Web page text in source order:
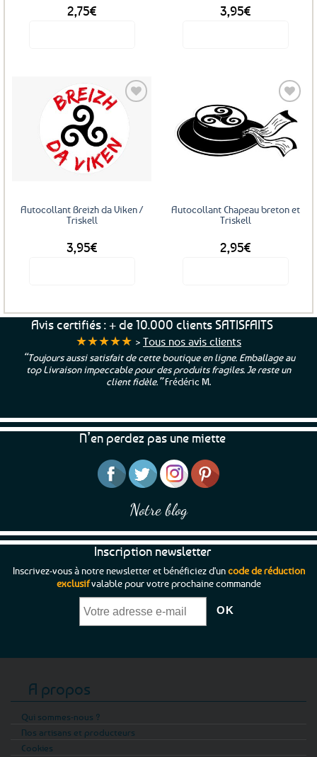
2,75€ 3,95€
Autocollant Breizh da Viken /
Triskell
3,95€
Ajouter
aux
favoris
Autocollant Chapeau breton et
Triskell
2,95€
Avis certifiés : + de 10.000 clients SATISFAITS
★★★★★ > Tous nos avis clients
“Toujours aussi satisfait de cette boutique en ligne. Emballage au
top Livraison impeccable pour des produits fragiles. Je reste un
client fidèle.”Frédéric M.
N’en perdez pas une miette
Notre blog
Inscription newsletter
Inscrivez-vous à notre newsletter et bénéficiez d'uncode de réduction
exclusifvalable pour votre prochaine commande
A propos
Qui sommes-nous ?
Nos artisans et producteurs
Cookies